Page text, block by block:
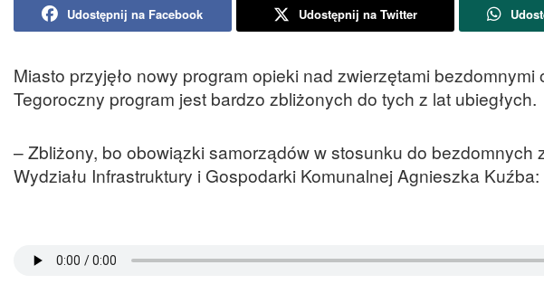
Udostępnij na Facebook Udostępnij na Twitter
Miasto przyjęło nowy program opieki nad zwierzętami
Tegoroczny program jest bardzo zbliżonych do tych z lat ubiegłych.
– Zbliżony, bo obowiązki samorządów w stosunku do bezdomnych
Wydziału Infrastruktury i Gospodarki Komunalnej Agnieszka Kuźba: